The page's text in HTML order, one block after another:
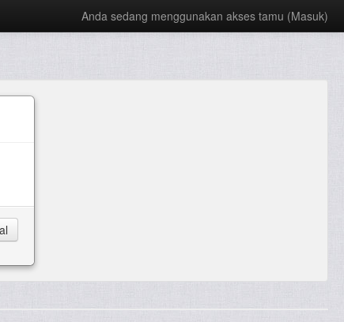
Anda sedang menggunakan akses tamu (Masuk)